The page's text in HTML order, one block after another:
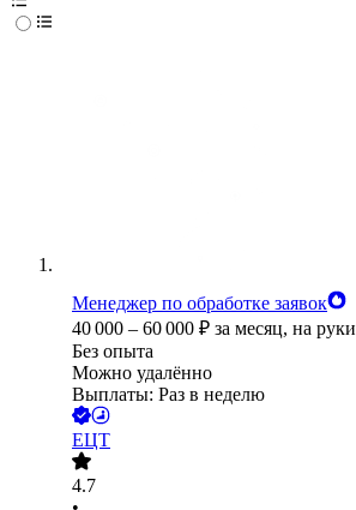
Менеджер по обработке заявок
40 000 – 60 000 ₽ за месяц, на руки
Без опыта
Можно удалённо
Выплаты: Раз в неделю
ЕЦТ
4.7